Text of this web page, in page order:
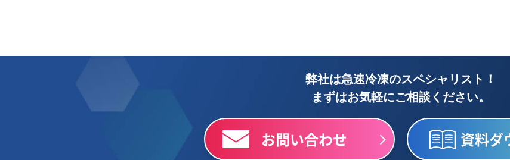
弊社は急速冷凍のスペシャリスト！
まずはお気軽にご相談ください。
お問い合わせ 資料ダ